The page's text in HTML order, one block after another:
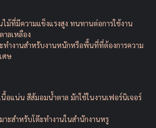
ม้ที่มีความแข็งแรงสูง ทนทานต่อการใช้งาน
ลเหลือง
ะทำงานสำหรับงานหนักหรือพื้นที่ที่ต้องการความ
ศษ
อแน่น สีส้มอมน้ำตาล มักใช้ในงานเฟอร์นิเจอร์
าะสำหรับโต๊ะทำงานในสำนักงานหรู